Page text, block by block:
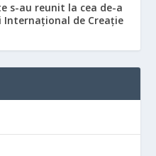
s-au reunit la cea de-a
Internațional de Creație